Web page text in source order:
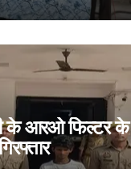
के आरओ फिल्टर